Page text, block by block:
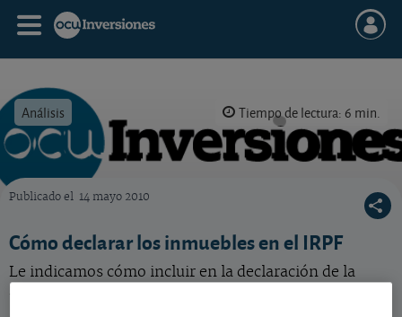
Análisis Tiempo de lectura: 6 min.
Publicado el 14 mayo 2010
Cómo declarar los inmuebles en el IRPF
Le indicamos cómo incluir en la declaración de la
renta los ingresos procedentes de inmuebles.